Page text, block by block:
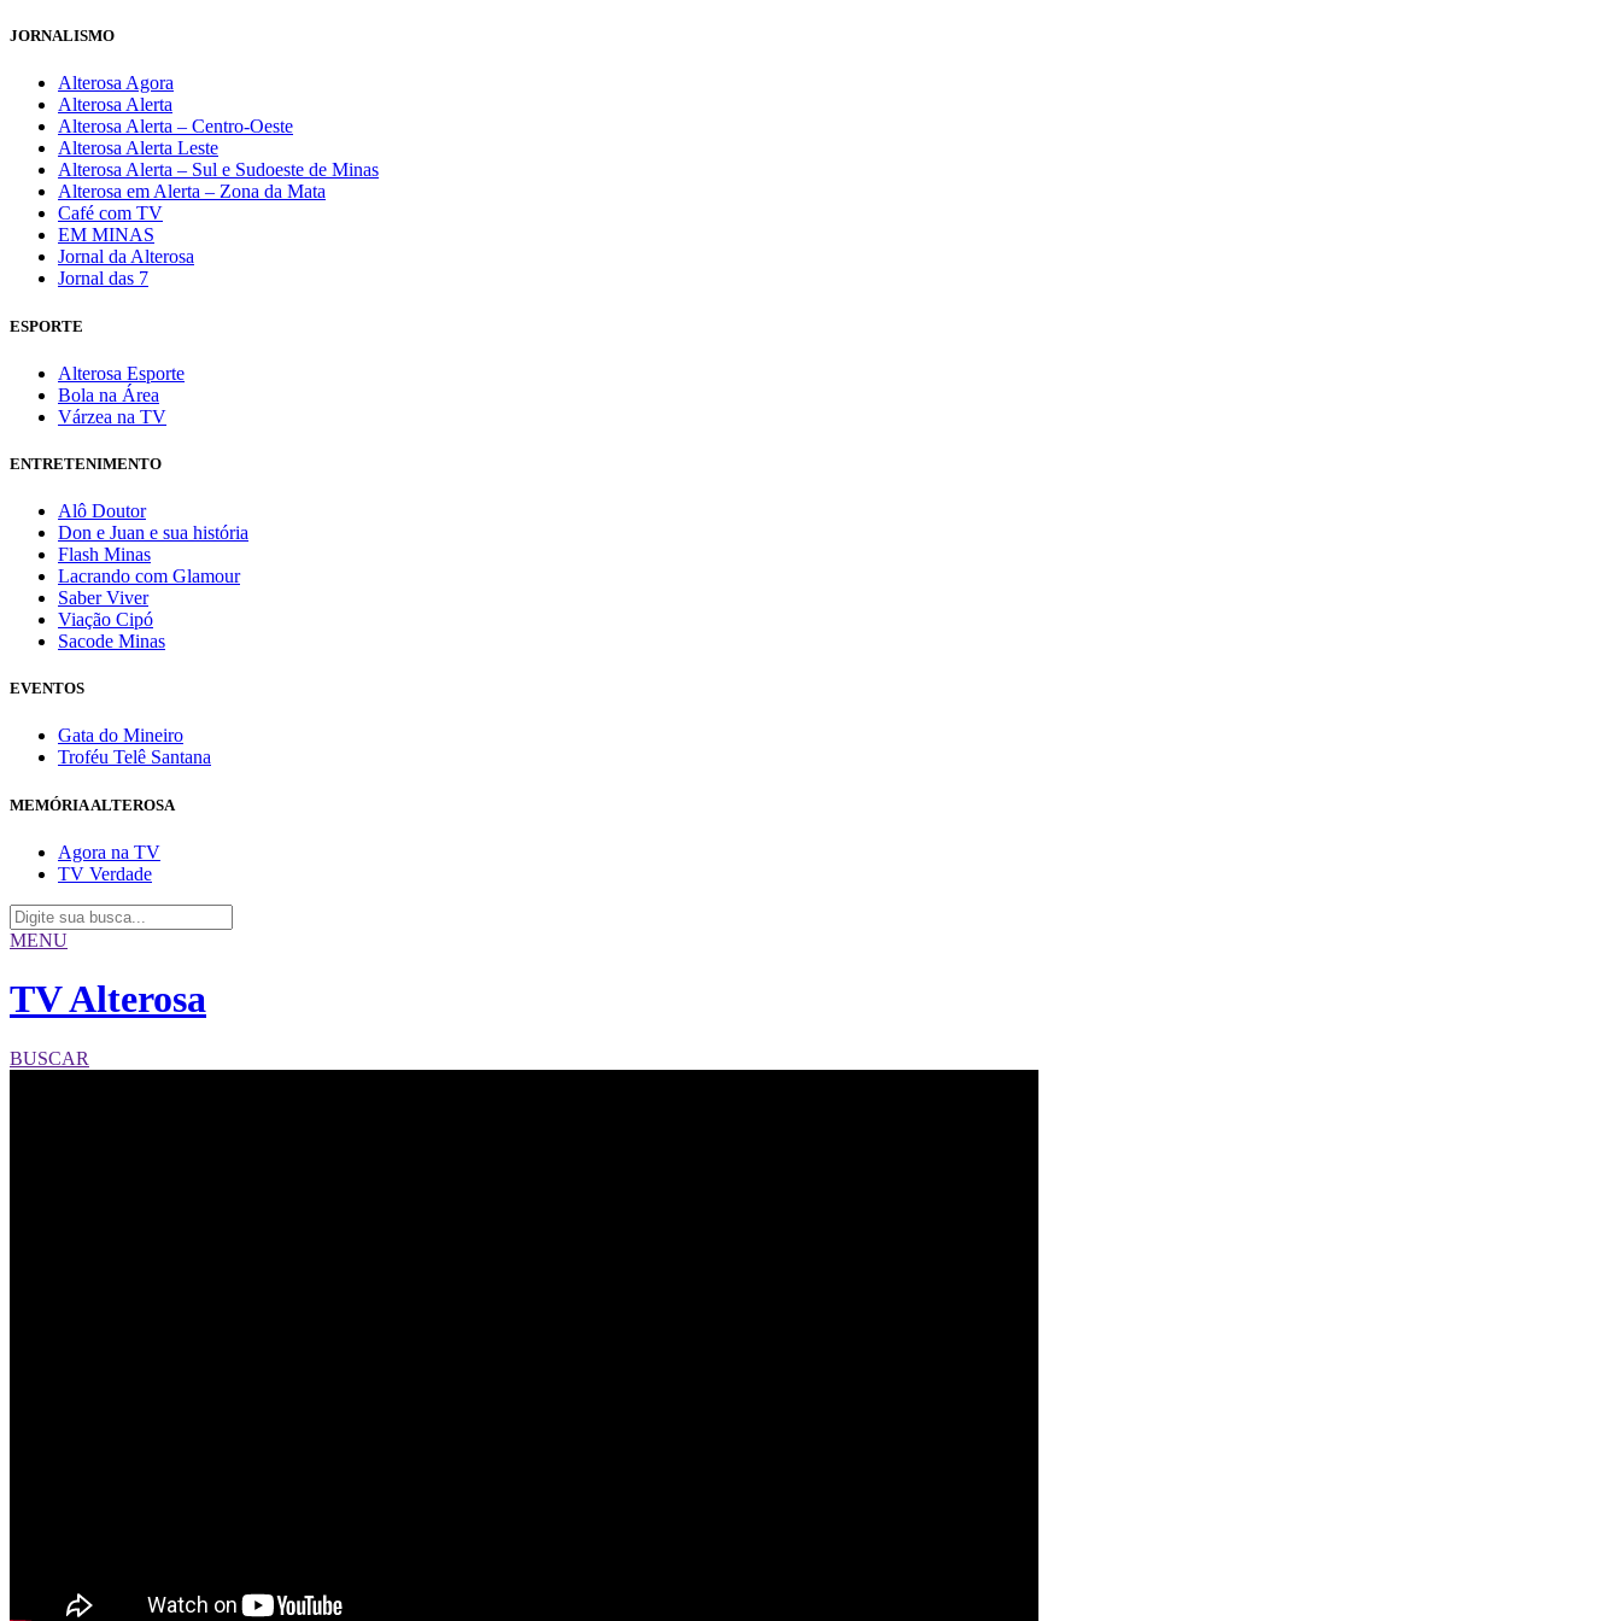
JORNALISMO
Alterosa Agora
Alterosa Alerta
Alterosa Alerta – Centro-Oeste
Alterosa Alerta Leste
Alterosa Alerta – Sul e Sudoeste de Minas
Alterosa em Alerta – Zona da Mata
Café com TV
EM MINAS
Jornal da Alterosa
Jornal das 7
ESPORTE
Alterosa Esporte
Bola na Área
Várzea na TV
ENTRETENIMENTO
Alô Doutor
Don e Juan e sua história
Flash Minas
Lacrando com Glamour
Saber Viver
Viação Cipó
Sacode Minas
EVENTOS
Gata do Mineiro
Troféu Telê Santana
MEMÓRIA ALTEROSA
Agora na TV
TV Verdade
MENU
TV Alterosa
BUSCAR